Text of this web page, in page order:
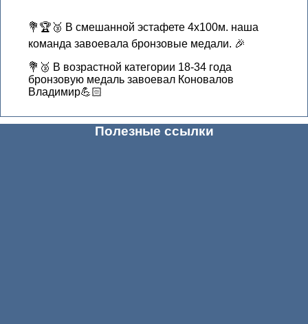
💐🏆🥉 В смешанной эстафете 4х100м. наша
команда завоевала бронзовые медали. 🎉
💐🥉 В возрастной категории 18-34 года
бронзовую медаль завоевал Коновалов
Владимир💪🏻
Полезные ссылки